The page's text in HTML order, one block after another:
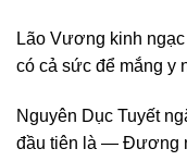
Lão Vương kinh
có cả sức để mắng y
Nguyên Dục Tuyết
đầu tiên là — Đương